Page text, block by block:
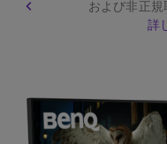
および非正
詳